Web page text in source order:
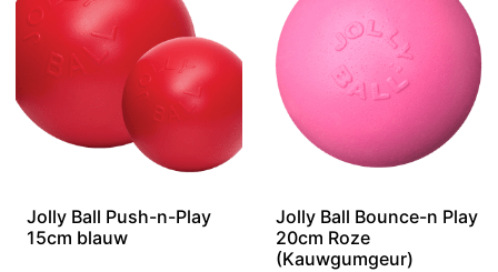
Jolly Ball Push-n-Play
15cm blauw
Jolly Ball Bounce-n Play
20cm Roze
(Kauwgumgeur)